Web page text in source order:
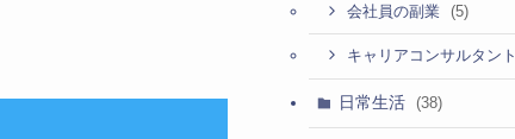
会社員の副業 (5)
キャリアコンサルタント
日常生活 (38)